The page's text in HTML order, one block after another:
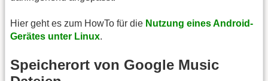
Hier geht es zum HowTo für die Nutzung eines Android-
Gerätes unter Linux.
Speicherort von Google Music